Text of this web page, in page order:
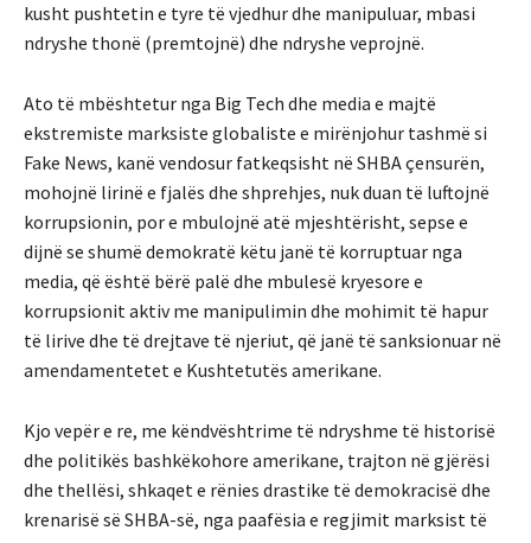
kusht pushtetin e tyre të vjedhur dhe manipuluar, mbasi
ndryshe thonë (premtojnë) dhe ndryshe veprojnë.
Ato të mbështetur nga Big Tech dhe media e majtë
ekstremiste marksiste globaliste e mirënjohur tashmë si
Fake News, kanë vendosur fatkeqsisht në SHBA çensurën,
mohojnë lirinë e fjalës dhe shprehjes, nuk duan të luftojnë
korrupsionin, por e mbulojnë atë mjeshtërisht, sepse e
dijnë se shumë demokratë këtu janë të korruptuar nga
media, që është bërë palë dhe mbulesë kryesore e
korrupsionit aktiv me manipulimin dhe mohimit të hapur
të lirive dhe të drejtave të njeriut, që janë të sanksionuar në
amendamentetet e Kushtetutës amerikane.
Kjo vepër e re, me këndvështrime të ndryshme të historisë
dhe politikës bashkëkohore amerikane, trajton në gjërësi
dhe thellësi, shkaqet e rënies drastike të demokracisë dhe
krenarisë së SHBA-së, nga paafësia e regjimit marksist të